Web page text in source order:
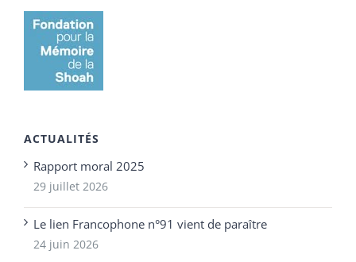
ACTUALITÉS
Rapport moral 2025
29 juillet 2026
Le lien Francophone n°91 vient de paraître
24 juin 2026